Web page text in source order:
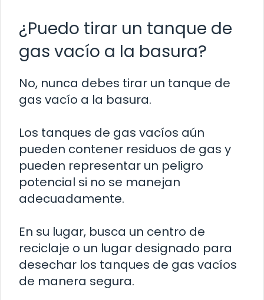
¿Puedo tirar un tanque de
gas vacío a la basura?
No, nunca debes tirar un tanque de
gas vacío a la basura.
Los tanques de gas vacíos aún
pueden contener residuos de gas y
pueden representar un peligro
potencial si no se manejan
adecuadamente.
En su lugar, busca un centro de
reciclaje o un lugar designado para
desechar los tanques de gas vacíos
de manera segura.